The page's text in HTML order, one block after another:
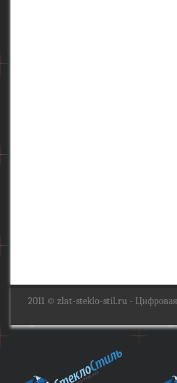
2011 © zlat-steklo-stil.ru - Цифровая